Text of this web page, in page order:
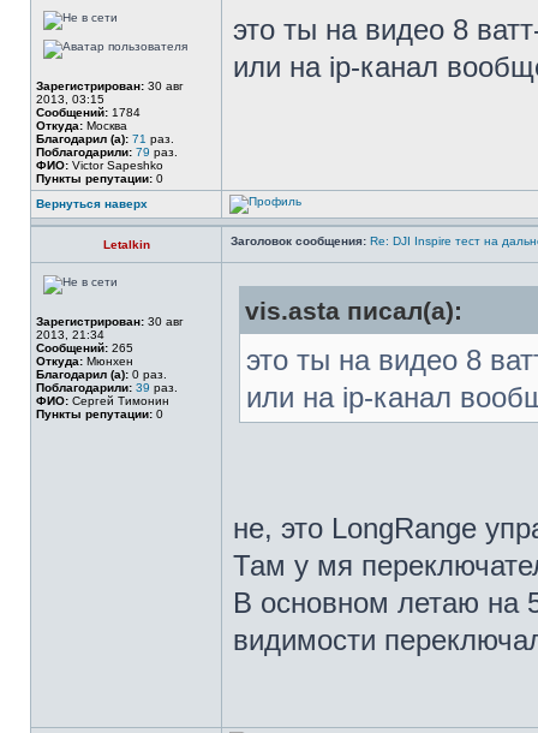
Зарегистрирован: 30 авг
2013, 03:15
Сообщений: 1784
Откуда: Москва
Благодарил (а): 71 раз.
Поблагодарили: 79 раз.
ФИО: Victor Sapeshko
Пункты репутации: 0
это ты на видео 8
или на ip-канал
Вернуться наверх
Letalkin Заголовок сообщения: Re: DJI Inspire тест на
Зарегистрирован: 30 авг
2013, 21:34
Сообщений: 265
Откуда: Мюнхен
Благодарил (а): 0 раз.
Поблагодарили: 39 раз.
ФИО: Сергей Тимонин
Пункты репутации: 0
vis.asta писал(а):
это ты на видео 8
или на ip-канал
не, это LongRange
Там у мя
В основном летаю на
видимости